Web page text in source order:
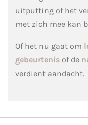
uitputting of het
met zich mee kan
Of het nu gaat om
gebeurtenis of de
verdient aandacht.